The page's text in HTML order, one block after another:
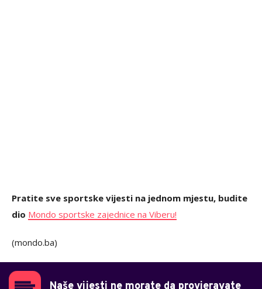
Pratite sve sportske vijesti na jednom mjestu, budite
dio Mondo sportske zajednice na Viberu!
(mondo.ba)